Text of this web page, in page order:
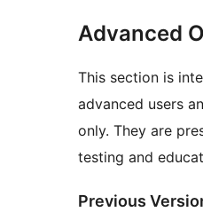
Advanced
This section is
advanced users
only. They are
testing and
Previous